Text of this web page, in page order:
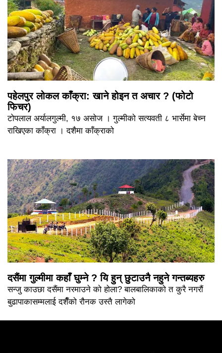
पहेलपुर लोकल काँक्रा: खाने होइन त अचार ? (फोटो
फिचर)
टोपलाल अर्यालगुल्मी, १७ असोज । गुल्मीको सत्यवती ८ भार्सेमा बेच्न
राखिएका काँक्रा । दशैमा काँक्राको
दसैंमा गुल्मीमा कहाँ घुम्ने ? यि हुन् छुटाउनै नहुने गन्तब्यहरु
सन्जु काउछा दसैंमा नरमाउने को होला? बालबालिकाको त कुरै नगरौं
बुढापाकासम्मलाई दशैँको रौनक उस्तै लागेको